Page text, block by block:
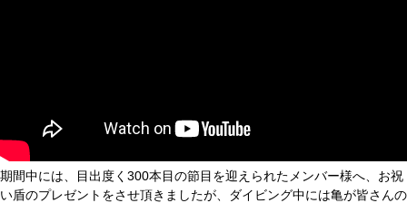
期間中には、目出度く300本目の節目を迎えられたメンバー様へ、お祝
い盾のプレゼントをさせ頂きましたが、ダイビング中には亀が皆さんの